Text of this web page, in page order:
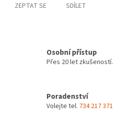
ZEPTAT SE SDÍLET
Osobní přístup
Přes 20 let zkušeností.
Poradenství
Volejte tel. 734 217 371